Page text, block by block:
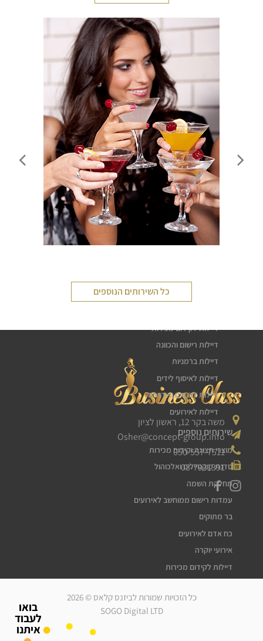
בואו
לעבוד
איתנו
כל השירותים הנוספים
משה בקר 12, ראשון לציון
Osher@concept-group.info
050-557-7511
03-7931391
דיילות לקידום מכירות
דיילות רישום והכוונה
דיילות ברמניות
דיילות לאיסוף לידים
דיילות לכנסים ואירועים
דיילות לאירועים
שירותים נוספים
מוצרי תצוגה וקידום מכירות
סדנת קוקטיילים ואלכוהול
מחלקת השמה
עמדות רישום ממוחשב לאירועים
בר מתוקים
כח אדם לאירועים
אירועי יוקרה
דיילות לקידום מכירות
מלצרים לאירועים
כל הזכויות שמורות לביזנס קלאס © 2026
SOGO Digital LTD